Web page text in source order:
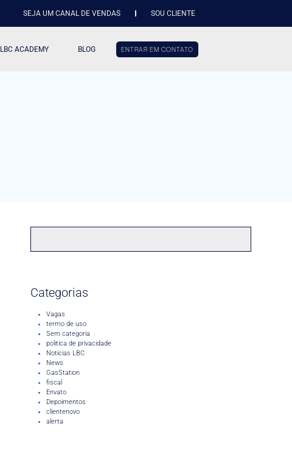
SEJA UM CANAL DE VENDAS SOU CLIENTE
LBC ACADEMY BLOG ENTRAR EM CONTATO
Categorias
Vagas
termo de uso
Sem categoria
politica de privacidade
Noticias LBC
News
GasStation
fiscal
Envato
Depoimentos
clientenovo
alerta